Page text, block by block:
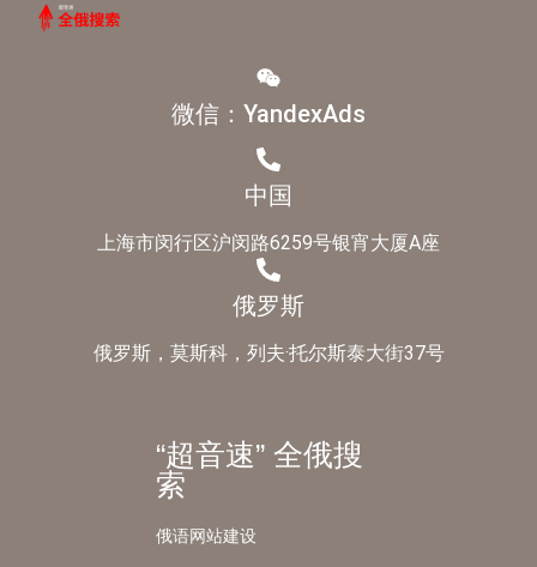
微信：YandexAds
中国
上海市闵行区沪闵路6259号银宵大厦A座
俄罗斯
俄罗斯，莫斯科，列夫·托尔斯泰大街37号
“超音速” 全俄搜
索
俄语网站建设